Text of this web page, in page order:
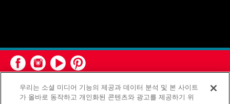
우리는 소셜 미디어 기능의 제공과 데이터 분석 및 본 사이트
가 올바로 동작하고 개인화된 콘텐츠와 광고를 제공하기 위